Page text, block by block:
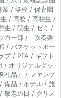
業 / 学校 / 保育園
/ 高校 / 高校生 /
生 / 院生 / ゼミ /
カー部 / 吹奏楽
/ バスケットボー
ブ / PTA / ギフト
/ オリジナルグッ
礼品） / ファング
備品 / ホテル / 旅
敬老の日 / クリス